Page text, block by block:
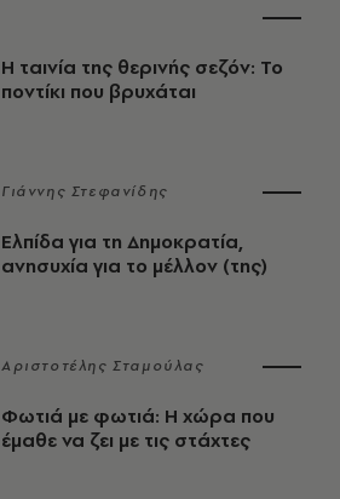
Η ταινία της θερινής σεζόν: Το
ποντίκι που βρυχάται
Γιάννης Στεφανίδης
Ελπίδα για τη Δημοκρατία,
ανησυχία για το μέλλον (της)
Αριστοτέλης Σταμούλας
Φωτιά με φωτιά: Η χώρα που
έμαθε να ζει με τις στάχτες